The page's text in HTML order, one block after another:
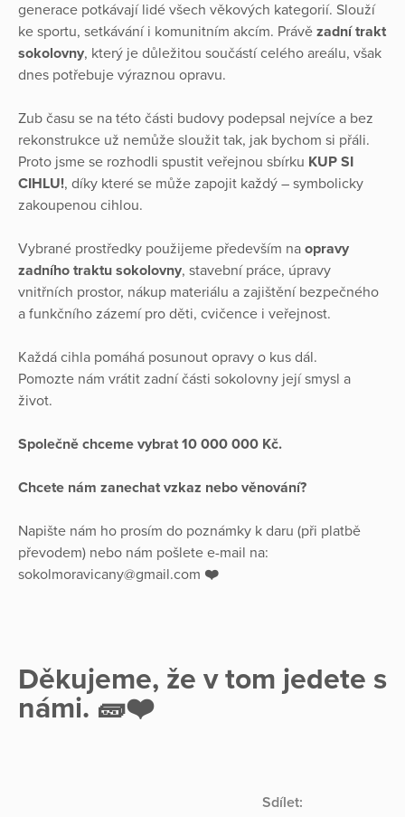
generace potkávají lidé všech věkových kategorií. Slouží
ke sportu, setkávání i komunitním akcím. Právě zadní trakt
sokolovny, který je důležitou součástí celého areálu, však
dnes potřebuje výraznou opravu.
Zub času se na této části budovy podepsal nejvíce a bez
rekonstrukce už nemůže sloužit tak, jak bychom si přáli.
Proto jsme se rozhodli spustit veřejnou sbírku KUP SI
CIHLU!, díky které se může zapojit každý – symbolicky
zakoupenou cihlou.
Vybrané prostředky použijeme především na opravy
zadního traktu sokolovny, stavební práce, úpravy
vnitřních prostor, nákup materiálu a zajištění bezpečného
a funkčního zázemí pro děti, cvičence i veřejnost.
Každá cihla pomáhá posunout opravy o kus dál.
Pomozte nám vrátit zadní části sokolovny její smysl a
život.
Společně chceme vybrat 10 000 000 Kč.
Chcete nám zanechat vzkaz nebo věnování?
Napište nám ho prosím do poznámky k daru (při platbě
převodem) nebo nám pošlete e-mail na:
sokolmoravicany@gmail.com ❤️
Děkujeme, že v tom jedete s
námi. 🧱❤️
Sdílet: